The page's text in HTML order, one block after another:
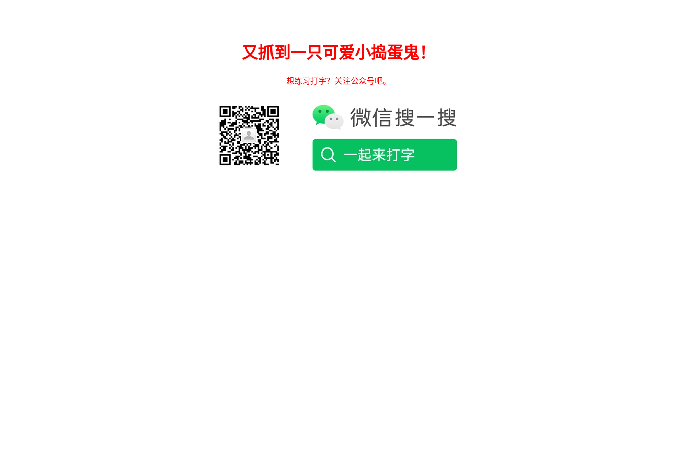
又抓到一只可爱小捣蛋鬼！
想练习打字？关注公众号吧。